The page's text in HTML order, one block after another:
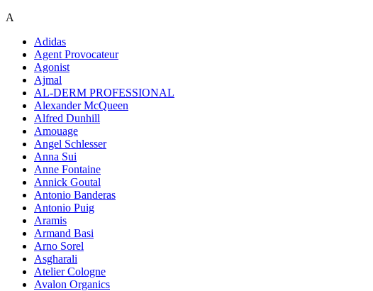
A
Adidas
Agent Provocateur
Agonist
Ajmal
AL-DERM PROFESSIONAL
Alexander McQueen
Alfred Dunhill
Amouage
Angel Schlesser
Anna Sui
Anne Fontaine
Annick Goutal
Antonio Banderas
Antonio Puig
Aramis
Armand Basi
Arno Sorel
Asgharali
Atelier Cologne
Avalon Organics